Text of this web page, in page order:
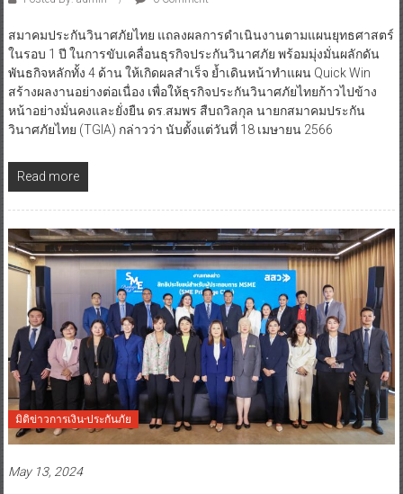
สมาคมประกันวินาศภัยไทย แถลงผลการดำเนินงานตามแผนยุทธศาสตร์
ในรอบ 1 ปี ในการขับเคลื่อนธุรกิจประกันวินาศภัย พร้อมมุ่งมั่นผลักดัน
พันธกิจหลักทั้ง 4 ด้าน ให้เกิดผลสําเร็จ ย้ำเดินหน้าทำแผน Quick Win
สร้างผลงานอย่างต่อเนื่อง เพื่อให้ธุรกิจประกันวินาศภัยไทยก้าวไปข้าง
หน้าอย่างมั่นคงและยั่งยืน ดร.สมพร สืบถวิลกุล นายกสมาคมประกัน
วินาศภัยไทย (TGIA) กล่าวว่า นับตั้งแต่วันที่ 18 เมษายน 2566
Read more
มิติข่าวการเงิน-ประกันภัย
May 13, 2024